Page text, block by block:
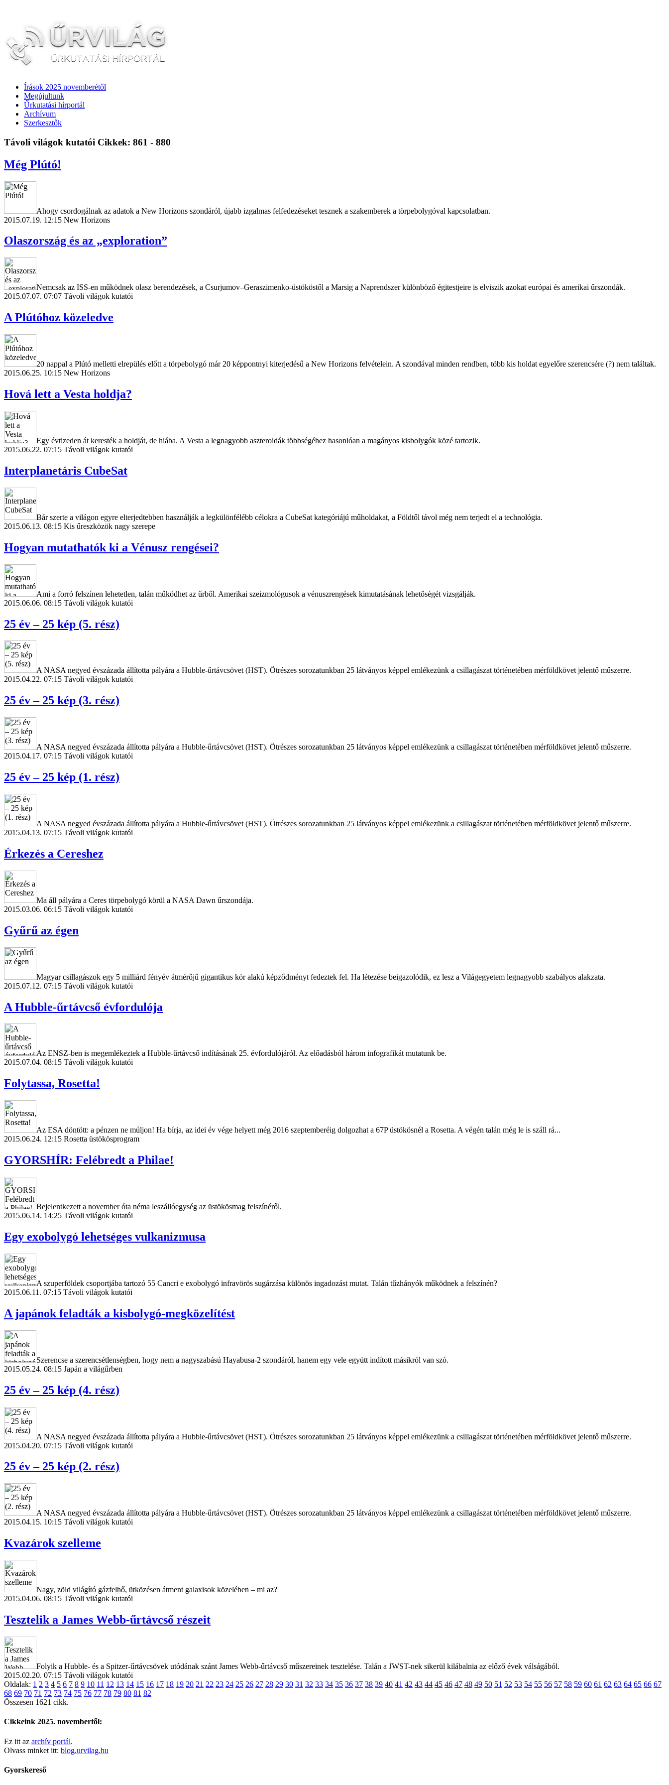
Írások 2025 novemberétől
Megújultunk
Űrkutatási hírportál
Archívum
Szerkesztők
Távoli világok kutatói Cikkek: 861 - 880
Még Plútó!
Ahogy csordogálnak az adatok a New Horizons szondáról, újabb izgalmas felfedezéseket tesznek a szakemberek a törpebolygóval kapcsolatban.
2015.07.19. 12:15 New Horizons
Olaszország és az „exploration”
Nemcsak az ISS-en működnek olasz berendezések, a Csurjumov–Geraszimenko-üstököstől a Marsig a Naprendszer különböző égitestjeire is elviszik azokat európai és amerikai űrszondák.
2015.07.07. 07:07 Távoli világok kutatói
A Plútóhoz közeledve
20 nappal a Plútó melletti elrepülés előtt a törpebolygó már 20 képpontnyi kiterjedésű a New Horizons felvételein. A szondával minden rendben, több kis holdat egyelőre szerencsére (?) nem találtak.
2015.06.25. 10:15 New Horizons
Hová lett a Vesta holdja?
Egy évtizeden át keresték a holdját, de hiába. A Vesta a legnagyobb aszteroidák többségéhez hasonlóan a magányos kisbolygók közé tartozik.
2015.06.22. 07:15 Távoli világok kutatói
Interplanetáris CubeSat
Bár szerte a világon egyre elterjedtebben használják a legkülönfélébb célokra a CubeSat kategóriájú műholdakat, a Földtől távol még nem terjedt el a technológia.
2015.06.13. 08:15 Kis űreszközök nagy szerepe
Hogyan mutathatók ki a Vénusz rengései?
Ami a forró felszínen lehetetlen, talán működhet az űrből. Amerikai szeizmológusok a vénuszrengések kimutatásának lehetőségét vizsgálják.
2015.06.06. 08:15 Távoli világok kutatói
25 év – 25 kép (5. rész)
A NASA negyed évszázada állította pályára a Hubble-űrtávcsövet (HST). Ötrészes sorozatunkban 25 látványos képpel emlékezünk a csillagászat történetében mérföldkövet jelentő műszerre.
2015.04.22. 07:15 Távoli világok kutatói
25 év – 25 kép (3. rész)
A NASA negyed évszázada állította pályára a Hubble-űrtávcsövet (HST). Ötrészes sorozatunkban 25 látványos képpel emlékezünk a csillagászat történetében mérföldkövet jelentő műszerre.
2015.04.17. 07:15 Távoli világok kutatói
25 év – 25 kép (1. rész)
A NASA negyed évszázada állította pályára a Hubble-űrtávcsövet (HST). Ötrészes sorozatunkban 25 látványos képpel emlékezünk a csillagászat történetében mérföldkövet jelentő műszerre.
2015.04.13. 07:15 Távoli világok kutatói
Érkezés a Cereshez
Ma áll pályára a Ceres törpebolygó körül a NASA Dawn űrszondája.
2015.03.06. 06:15 Távoli világok kutatói
Gyűrű az égen
Magyar csillagászok egy 5 milliárd fényév átmérőjű gigantikus kör alakú képződményt fedeztek fel. Ha létezése beigazolódik, ez lesz a Világegyetem legnagyobb szabályos alakzata.
2015.07.12. 07:15 Távoli világok kutatói
A Hubble-űrtávcső évfordulója
Az ENSZ-ben is megemlékeztek a Hubble-űrtávcső indításának 25. évfordulójáról. Az előadásból három infografikát mutatunk be.
2015.07.04. 08:15 Távoli világok kutatói
Folytassa, Rosetta!
Az ESA döntött: a pénzen ne múljon! Ha bírja, az idei év vége helyett még 2016 szeptemberéig dolgozhat a 67P üstökösnél a Rosetta. A végén talán még le is száll rá...
2015.06.24. 12:15 Rosetta üstökösprogram
GYORSHÍR: Felébredt a Philae!
Bejelentkezett a november óta néma leszállóegység az üstökösmag felszínéről.
2015.06.14. 14:25 Távoli világok kutatói
Egy exobolygó lehetséges vulkanizmusa
A szuperföldek csoportjába tartozó 55 Cancri e exobolygó infravörös sugárzása különös ingadozást mutat. Talán tűzhányók működnek a felszínén?
2015.06.11. 07:15 Távoli világok kutatói
A japánok feladták a kisbolygó-megközelítést
Szerencse a szerencsétlenségben, hogy nem a nagyszabású Hayabusa-2 szondáról, hanem egy vele együtt indított másikról van szó.
2015.05.24. 08:15 Japán a világűrben
25 év – 25 kép (4. rész)
A NASA negyed évszázada állította pályára a Hubble-űrtávcsövet (HST). Ötrészes sorozatunkban 25 látványos képpel emlékezünk a csillagászat történetében mérföldkövet jelentő műszerre.
2015.04.20. 07:15 Távoli világok kutatói
25 év – 25 kép (2. rész)
A NASA negyed évszázada állította pályára a Hubble-űrtávcsövet (HST). Ötrészes sorozatunkban 25 látványos képpel emlékezünk a csillagászat történetében mérföldkövet jelentő műszerre.
2015.04.15. 10:15 Távoli világok kutatói
Kvazárok szelleme
Nagy, zöld világító gázfelhő, ütközésen átment galaxisok közelében – mi az?
2015.04.06. 08:15 Távoli világok kutatói
Tesztelik a James Webb-űrtávcső részeit
Folyik a Hubble- és a Spitzer-űrtávcsövek utódának szánt James Webb-űrtávcső műszereinek tesztelése. Talán a JWST-nek sikerül kilábalnia az előző évek válságából.
2015.02.20. 07:15 Távoli világok kutatói
Oldalak: 1 2 3 4 5 6 7 8 9 10 11 12 13 14 15 16 17 18 19 20 21 22 23 24 25 26 27 28 29 30 31 32 33 34 35 36 37 38 39 40 41 42 43 44 45 46 47 48 49 50 51 52 53 54 55 56 57 58 59 60 61 62 63 64 65 66 67
68 69 70 71 72 73 74 75 76 77 78 79 80 81 82
Összesen 1621 cikk.
Cikkeink 2025. novembertől:
Ez itt az archív portál.
Olvass minket itt: blog.urvilag.hu
Gyorskereső